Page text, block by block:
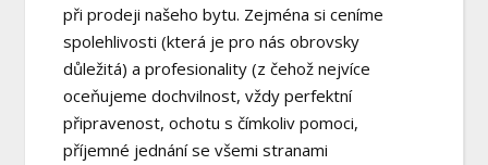
při prodeji našeho bytu. Zejména si ceníme
spolehlivosti (která je pro nás obrovsky
důležitá) a profesionality (z čehož nejvíce
oceňujeme dochvilnost, vždy perfektní
připravenost, ochotu s čímkoliv pomoci,
příjemné jednání se všemi stranami